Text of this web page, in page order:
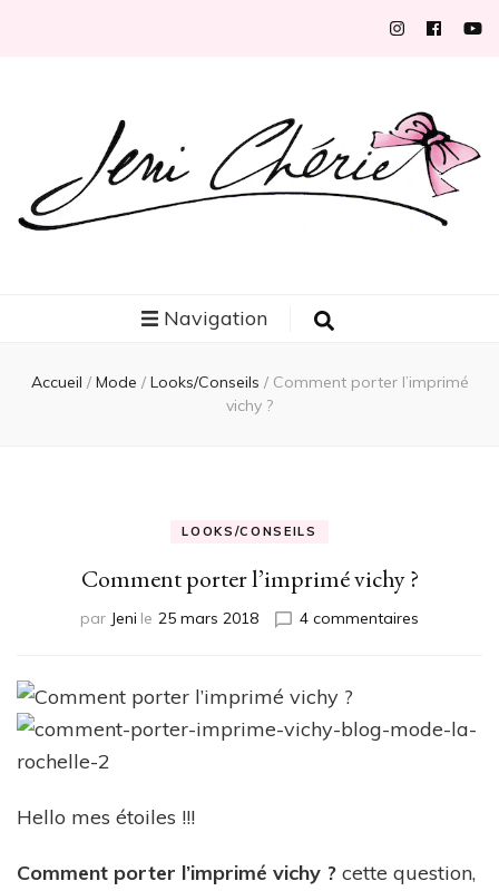
Navigation
Accueil / Mode / Looks/Conseils / Comment porter l’imprimé
vichy ?
LOOKS/CONSEILS
Comment porter l’imprimé vichy ?
par Jeni le 25 mars 2018 4 commentaires
?
Hello mes étoiles !!!
Comment porter l’imprimé vichy ? cette question,